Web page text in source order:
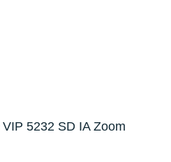
5232 SD IA Zoom